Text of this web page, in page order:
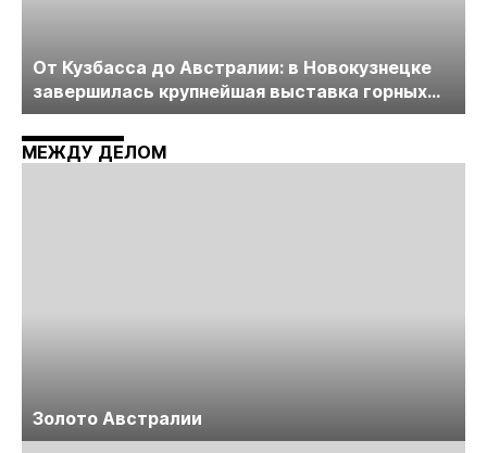
От Кузбасса до Австралии: в Новокузнецке
завершилась крупнейшая выставка горных
технологий «Недра России. Уголь России и
Майнинг»
МЕЖДУ ДЕЛОМ
Золото Австралии